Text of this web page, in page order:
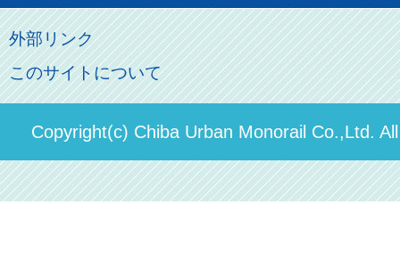
その他のご案内
パスモのご案内
俺の妹。
直営駐車場パーク＆ライド
ステーションギャラリー
駅構内出店者様募集
モノちゃん
よくあるご質問
お問い合わせ先
会社概要
社長ごあいさつ
決算概要
輸送人員の推移（PDF）
外部リンク
このサイトについて
Copyright(c) Chiba Urban Monorail Co.,Ltd.